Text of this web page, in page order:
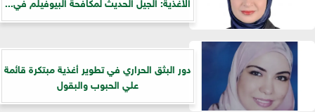
دور البثق الحراري في تطوير أغذية مبتكرة قائمة
علي الحبوب والبقول